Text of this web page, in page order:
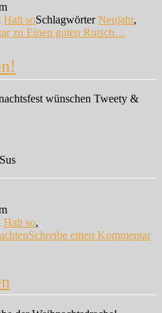
Halt soSchlagwörterNeujahr,
zu Einen guten Rutsch…
wünschen Tweety &
Halt so,
Schreibe einen Kommentar